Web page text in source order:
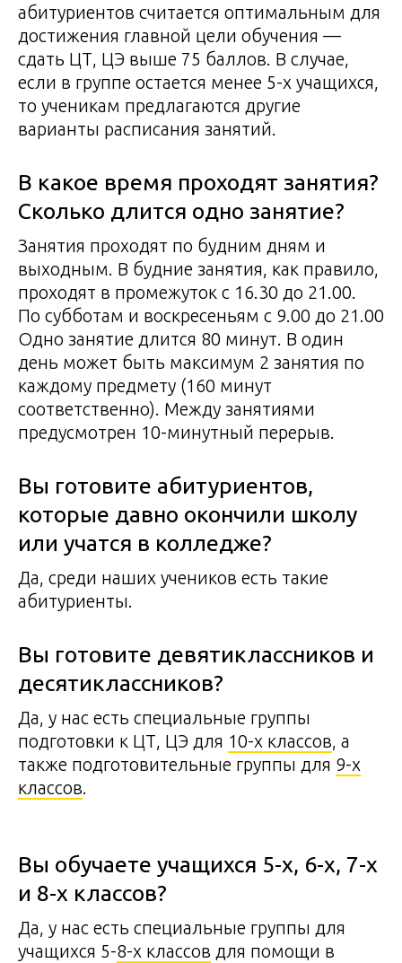
абитуриентов считается оптимальным для
достижения главной цели обучения —
сдать ЦТ, ЦЭ выше 75 баллов. В случае,
если в группе остается менее 5-х учащихся,
то ученикам предлагаются другие
варианты расписания занятий.
В какое время проходят занятия?
Сколько длится одно занятие?
Занятия проходят по будним дням и
выходным. В будние занятия, как правило,
проходят в промежуток с 16.30 до 21.00.
По субботам и воскресеньям с 9.00 до 21.00
Одно занятие длится 80 минут. В один
день может быть максимум 2 занятия по
каждому предмету (160 минут
соответственно). Между занятиями
предусмотрен 10-минутный перерыв.
Вы готовите абитуриентов,
которые давно окончили школу
или учатся в колледже?
Да, среди наших учеников есть такие
абитуриенты.
Вы готовите девятиклассников и
десятиклассников?
Да, у нас есть специальные группы
подготовки к ЦТ, ЦЭ для 10-х классов, а
также подготовительные группы для 9-х
классов.
Вы обучаете учащихся 5-х, 6-х, 7-х
и 8-х классов?
Да, у нас есть специальные группы для
учащихся 5-8-х классов для помощи в